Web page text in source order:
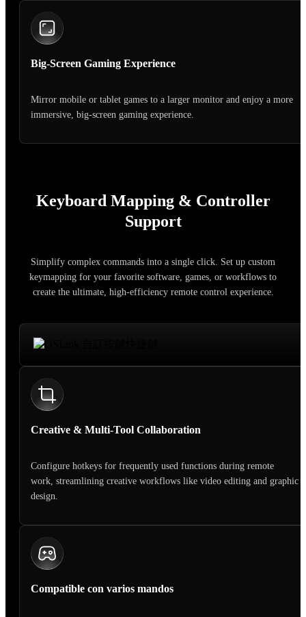
Big-Screen Gaming Experience
Mirror mobile or tablet games to a larger monitor and enjoy a more
immersive, big-screen gaming experience.
Keyboard Mapping & Controller
Support
Simplify complex commands into a single click. Set up custom
keymapping for your favorite software, games, or workflows to
create the ultimate, high-efficiency remote control experience.
Creative & Multi-Tool Collaboration
Configure hotkeys for frequently used functions during remote
work, streamlining creative workflows like video editing and graphic
design.
Compatible con varios mandos